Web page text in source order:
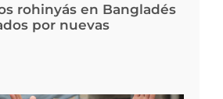
rohinyás en Bangladés
por nuevas